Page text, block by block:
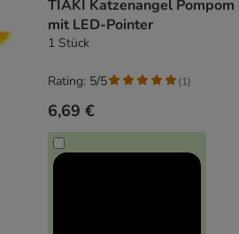
TIAKI Katzenangel Pompom
mit LED-Pointer
1 Stück
6,69 €
Rating: 5/5 (1)